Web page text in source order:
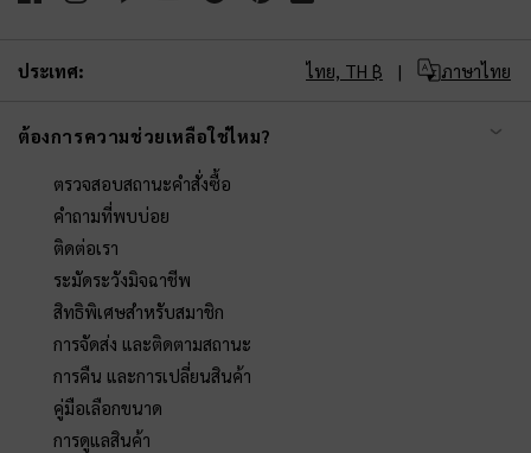
ประเทศ: ไทย, TH ฿ ภาษาไทย
ต้องการความช่วยเหลือใช่ไหม?
ตรวจสอบสถานะคำสั่งซื้อ
คำถามที่พบบ่อย
ติดต่อเรา
ระมัดระวังมิจฉาชีพ
สิทธิพิเศษสำหรับสมาชิก
การจัดส่ง และติดตามสถานะ
การคืน และการเปลี่ยนสินค้า
คู่มือเลือกขนาด
การดูแลสินค้า